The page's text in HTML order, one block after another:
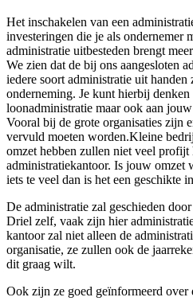
Het inschakelen van een
investeringen die je als ondernemer
administratie uitbesteden brengt
We zien dat de bij ons aangesloten
iedere soort administratie uit
onderneming. Je kunt hierbij denken
loonadministratie maar ook aan
Vooral bij de grote organisaties zijn
vervuld moeten worden.Kleine
omzet hebben zullen niet veel profijt
administratiekantoor. Is jouw omzet
iets te veel dan is het een geschikte
De administratie zal geschieden
Driel zelf, vaak zijn hier
kantoor zal niet alleen de
organisatie, ze zullen ook de
dit graag wilt.
Ook zijn ze goed geïnformeerd